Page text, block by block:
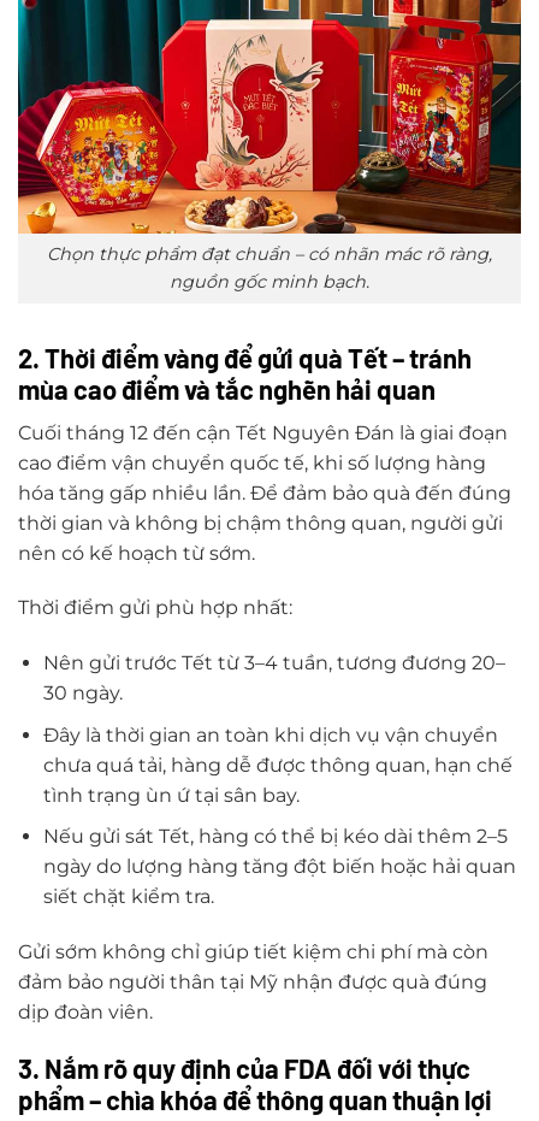
Chọn thực phẩm đạt chuẩn – có nhãn mác rõ ràng,
nguồn gốc minh bạch.
2. Thời điểm vàng để gửi quà Tết – tránh
mùa cao điểm và tắc nghẽn hải quan
Cuối tháng 12 đến cận Tết Nguyên Đán là giai đoạn
cao điểm vận chuyển quốc tế, khi số lượng hàng
hóa tăng gấp nhiều lần. Để đảm bảo quà đến đúng
thời gian và không bị chậm thông quan, người gửi
nên có kế hoạch từ sớm.
Thời điểm gửi phù hợp nhất:
Nên gửi trước Tết từ 3–4 tuần, tương đương 20–
30 ngày.
Đây là thời gian an toàn khi dịch vụ vận chuyển
chưa quá tải, hàng dễ được thông quan, hạn chế
tình trạng ùn ứ tại sân bay.
Nếu gửi sát Tết, hàng có thể bị kéo dài thêm 2–5
ngày do lượng hàng tăng đột biến hoặc hải quan
siết chặt kiểm tra.
Gửi sớm không chỉ giúp tiết kiệm chi phí mà còn
đảm bảo người thân tại Mỹ nhận được quà đúng
dịp đoàn viên.
3. Nắm rõ quy định của FDA đối với thực
phẩm – chìa khóa để thông quan thuận lợi